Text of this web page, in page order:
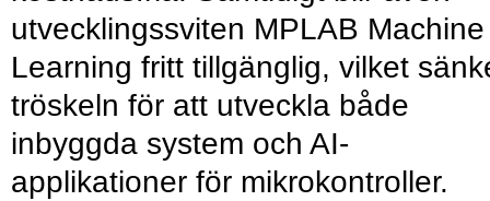
utvecklingssviten MPLAB Machine
Learning fritt tillgänglig, vilket
tröskeln för att utveckla både
inbyggda system och AI-
applikationer för mikrokontroller.